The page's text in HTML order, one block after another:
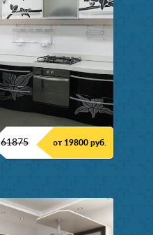
61875 от 19800 руб.